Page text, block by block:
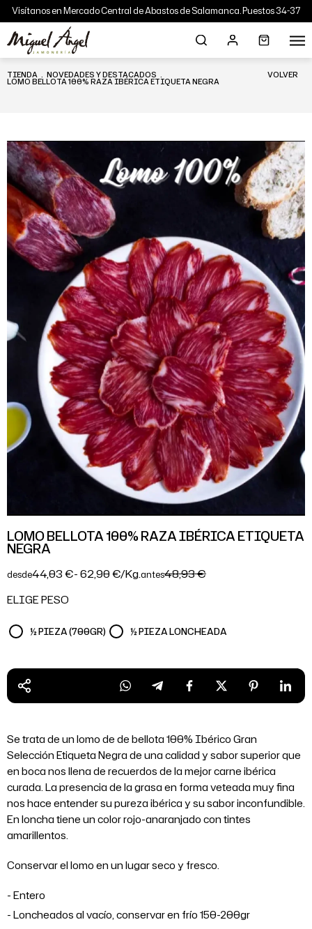
Visítanos en Mercado Central de Abastos de Salamanca. Puestos 34-37
TIENDA . NOVEDADES Y DESTACADOS .
LOMO BELLOTA 100% RAZA IBÉRICA ETIQUETA NEGRA
VOLVER
LOMO BELLOTA 100% RAZA IBÉRICA ETIQUETA
NEGRA
desde44,03 €- 62,90 €/Kg.antes48,93 €
ELIGE PESO
½ PIEZA (700GR) ½ PIEZA LONCHEADA
Se trata de un lomo de de bellota 100% Ibérico Gran
Selección Etiqueta Negra de una calidad y sabor superior que
en boca nos llena de recuerdos de la mejor carne ibérica
curada. La presencia de la grasa en forma veteada muy fina
nos hace entender su pureza ibérica y su sabor inconfundible.
En loncha tiene un color rojo-anaranjado con tintes
amarillentos.
Conservar el lomo en un lugar seco y fresco.
Entero
Loncheados al vacío, conservar en frío 150-200gr